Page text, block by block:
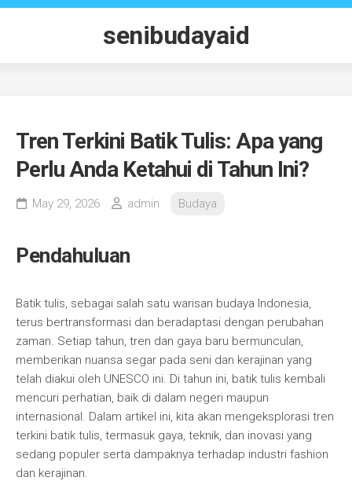
Skip
senibudayaid
Tren Terkini Batik Tulis: Apa yang
Perlu Anda Ketahui di Tahun Ini?
May 29, 2026 admin Budaya
Pendahuluan
Batik tulis, sebagai salah satu warisan budaya Indonesia,
terus bertransformasi dan beradaptasi dengan perubahan
zaman. Setiap tahun, tren dan gaya baru bermunculan,
memberikan nuansa segar pada seni dan kerajinan yang
telah diakui oleh UNESCO ini. Di tahun ini, batik tulis kembali
mencuri perhatian, baik di dalam negeri maupun
internasional. Dalam artikel ini, kita akan mengeksplorasi tren
terkini batik tulis, termasuk gaya, teknik, dan inovasi yang
sedang populer serta dampaknya terhadap industri fashion
dan kerajinan.